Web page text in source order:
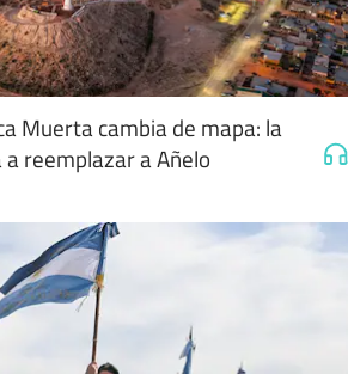
Muerta cambia de mapa: la
reemplazar a Añelo